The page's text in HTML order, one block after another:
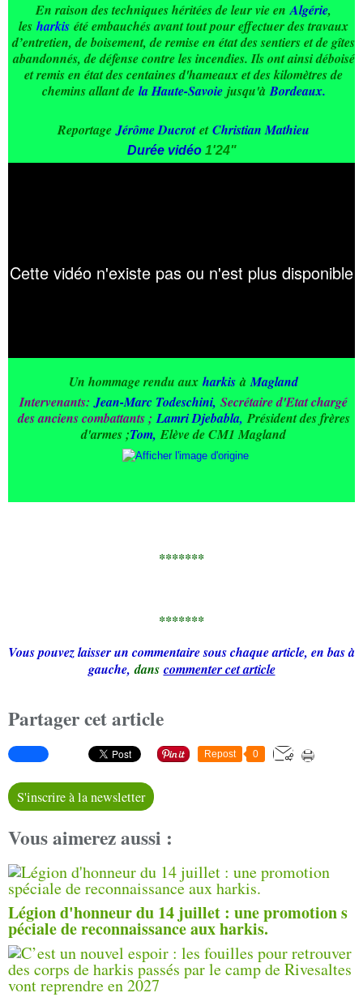
En raison des techniques héritées de leur vie enAlgérie,
les harkis été embauchés avant tout pour effectuer des travaux
d’entretien, de boisement, de remise en état des sentiers et de gîtes
abandonnés, de défense contre les incendies. Ils ont ainsi déboisé
et remis en état des centaines d'hameaux et des kilomètres de
chemins allant de la Haute-Savoiejusqu'à Bordeaux.
ReportageJérôme DucrotetChristian Mathieu
Durée vidéo 1'24"
Un hommage rendu aux harkisà Magland
Intervenants: Jean-Marc Todeschini, Secrétaire d'Etat chargé
des anciens combattants ;Lamri Djebabla,Président des frères
d'armes ;Tom, Elève de CM1 Magland
*******
*******
Vous pouvez laisser un commentaire sous chaque article, en bas à
gauche,dans commenter cet article
Partager cet article
Repost 0
S'inscrire à la newsletter
Vous aimerez aussi :
Légion d'honneur du 14 juillet : une promotion s
péciale de reconnaissance aux harkis.